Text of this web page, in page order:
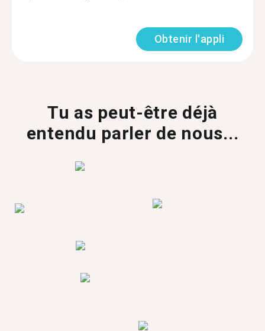
Obtenir l'appli
Tu as peut-être déjà
entendu parler de nous...